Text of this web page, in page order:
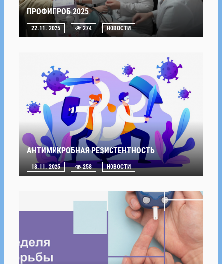
ПРОФИПРОБ 2025
22.11. 2025 274 НОВОСТИ
АНТИМИКРОБНАЯ РЕЗИСТЕНТНОСТЬ
18.11. 2025 258 НОВОСТИ